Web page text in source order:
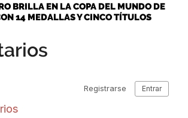
BRILLA EN LA COPA DEL MUNDO DE
14 MEDALLAS Y CINCO TÍTULOS